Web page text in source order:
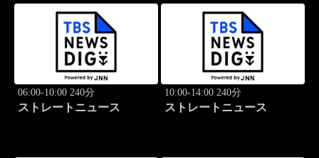
06:00-10:00 240分
ストレートニュース
10:00-14:00 240分
ストレートニュース